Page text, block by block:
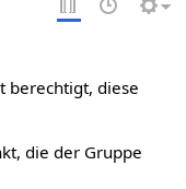
berechtigt, diese
die der Gruppe